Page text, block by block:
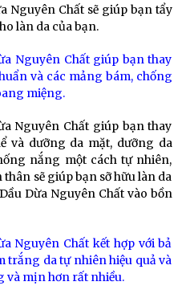
Nguyên Chất sẽ giúp bạn tẩy
làn da của bạn.
Nguyên Chất giúp bạn thay
và các mảng bám, chống
miệng.
Nguyên Chất giúp bạn thay
và dưỡng da mặt, dưỡng da
nắng một cách tự nhiên,
sẽ giúp bạn sỡ hữu làn da
Dừa Nguyên Chất vào bồn
Nguyên Chất kết hợp với bả
trắng da tự nhiên hiệu quả và
và mịn hơn rất nhiều.